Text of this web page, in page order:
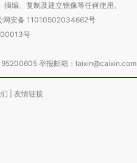
编、复制及建立镜像等任何使用。
网安备 11010502034662号
号
举报邮箱：laixin@caixin.com
友情链接